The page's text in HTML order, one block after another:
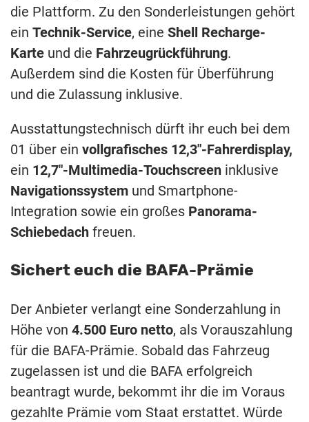
die Plattform. Zu den Sonderleistungen gehört
ein Technik-Service, eine Shell Recharge-
Karte und die Fahrzeugrückführung.
Außerdem sind die Kosten für Überführung
und die Zulassung inklusive.
Ausstattungstechnisch dürft ihr euch bei dem
01 über ein vollgrafisches 12,3″-Fahrerdisplay,
ein 12,7″-Multimedia-Touchscreen inklusive
Navigationssystem und Smartphone-
Integration sowie ein großes Panorama-
Schiebedach freuen.
Sichert euch die BAFA-Prämie
Der Anbieter verlangt eine Sonderzahlung in
Höhe von 4.500 Euro netto, als Vorauszahlung
für die BAFA-Prämie. Sobald das Fahrzeug
zugelassen ist und die BAFA erfolgreich
beantragt wurde, bekommt ihr die im Voraus
gezahlte Prämie vom Staat erstattet. Würde